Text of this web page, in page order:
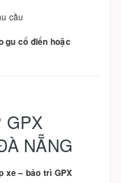
cầu
gu cổ điển hoặc
GPX
NẴNG
xe – bảo trì GPX